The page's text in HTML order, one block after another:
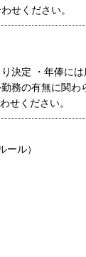
せください。
決定 ・年俸に
務の有無に関わ
せください。
ル）